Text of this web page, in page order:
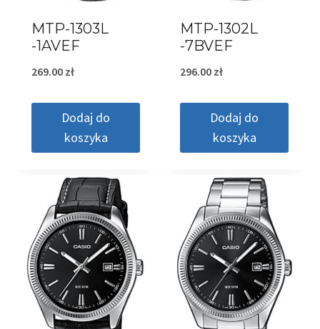
MTP-1303L
-1AVEF
269.00 zł
Dodaj do
koszyka
MTP-1302L
-7BVEF
296.00 zł
Dodaj do
koszyka